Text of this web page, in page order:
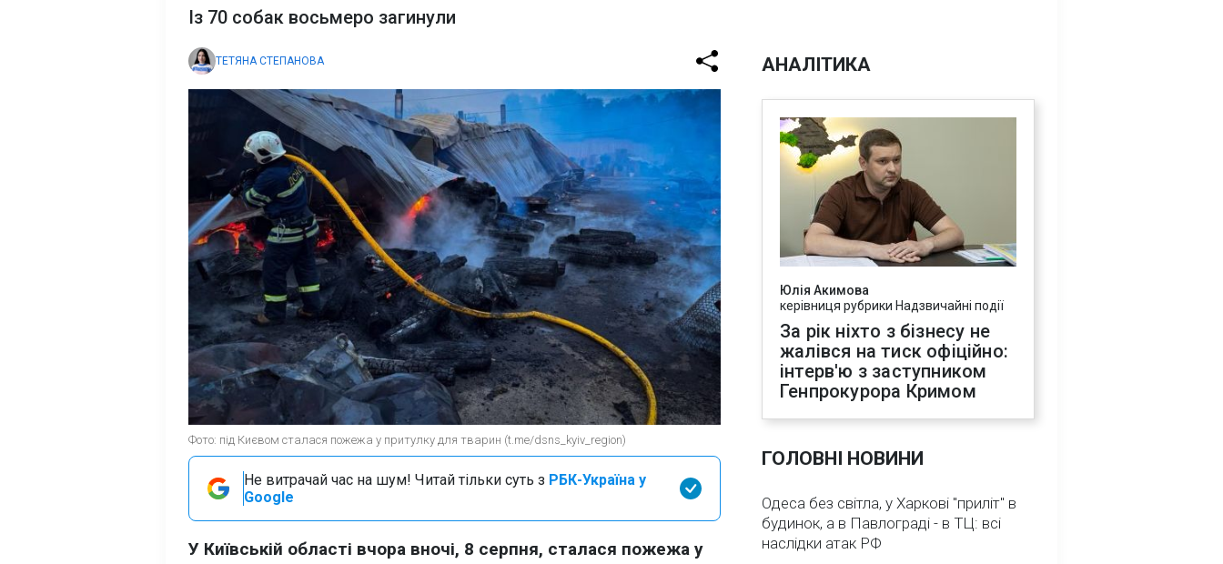
Із 70 собак восьмеро загинули
ТЕТЯНА СТЕПАНОВА
Фото: під Києвом сталася пожежа у притулку для тварин (t.me/dsns_kyiv_region)
Не витрачай час на шум! Читай тільки суть з РБК-Україна у
Google
У Київській області вчора вночі, 8 серпня, сталася пожежа у
АНАЛІТИКА
Юлія Акимова
керівниця рубрики Надзвичайні події
За рік ніхто з бізнесу не
жалівся на тиск офіційно:
інтерв'ю з заступником
Генпрокурора Кримом
ГОЛОВНІ НОВИНИ
Одеса без світла, у Харкові "приліт" в
будинок, а в Павлограді - в ТЦ: всі
наслідки атак РФ